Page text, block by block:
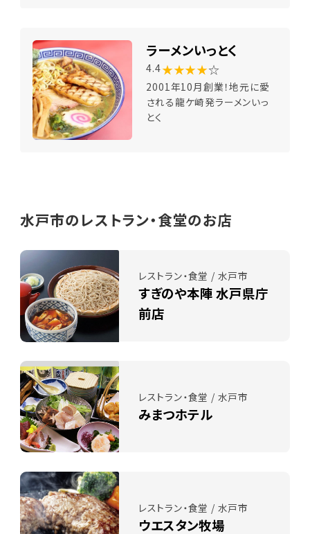
ラーメンいっとく
4.4★★★★☆
2001年10月創業！地元に愛
される龍ケ崎発ラーメンいっ
とく
水戸市のレストラン・食堂のお店
レストラン・食堂 / 水戸市
すぎのや本陣 水戸県庁
前店
レストラン・食堂 / 水戸市
みまつホテル
レストラン・食堂 / 水戸市
ウエスタン牧場